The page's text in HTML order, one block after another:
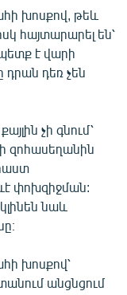
խոսքով, թեև
հայտարարել են՝
է վարի
դրան դեռ չեն
չի գնում՝
զոհասեղանին
փոխզիջման:
նաև
խոսքով՝
անցնցում